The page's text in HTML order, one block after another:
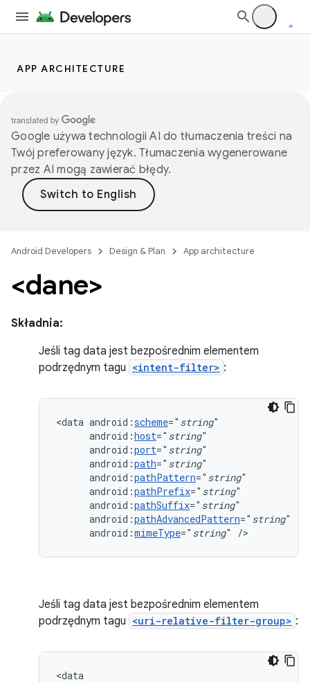
APP ARCHITECTURE
Google używa technologii AI do tłumaczenia treści na
Twój preferowany język. Tłumaczenia wygenerowane
przez AI mogą zawierać błędy.
Android Developers Design & Plan App architecture
<dane>
Składnia:
Jeśli tag data jest bezpośrednim elementem
podrzędnym tagu <intent-filter> :
<data android:scheme=" string
android:host=" string
android:port=" string
android:path=" string
android:pathPattern=" string
android:pathPrefix=" string
android:pathSuffix=" string
android:pathAdvancedPattern=" string
android:mimeType=" string" />
Jeśli tag data jest bezpośrednim elementem
podrzędnym tagu <uri-relative-filter-group> :